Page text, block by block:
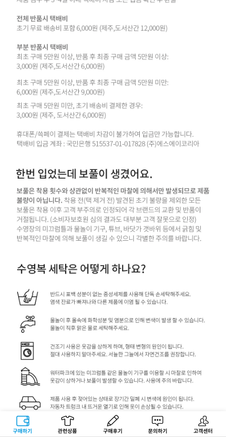
구매하기 관련상품 상품후기 문의하기 고객센터